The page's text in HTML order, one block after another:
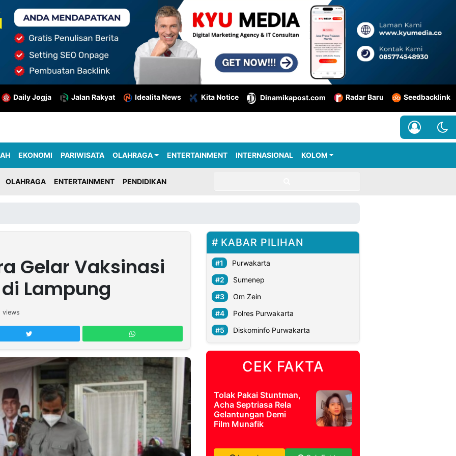
Daily Jogja Jalan Rakyat Idealita News Kita Notice Dinamikapost.com Radar Baru Seedbacklink
EKONOMI PARIWISATA OLAHRAGA ENTERTAINMENT INTERNASIONAL KOLOM
OLAHRAGA ENTERTAINMENT PENDIDIKAN
Gelar Vaksinasi
Lampung
views
KABAR PILIHAN
Purwakarta
Sumenep
Om Zein
Polres Purwakarta
Diskominfo Purwakarta
CEK FAKTA
Tolak Pakai Stuntman,
Acha Septriasa Rela
Gelantungan Demi
Film Munafik